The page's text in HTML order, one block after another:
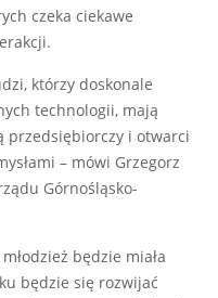
czeka ciekawe
którzy doskonale
technologii, mają
przedsiębiorczy i otwarci
– mówi Grzegorz
Górnośląsko-
będzie miała
będzie się rozwijać